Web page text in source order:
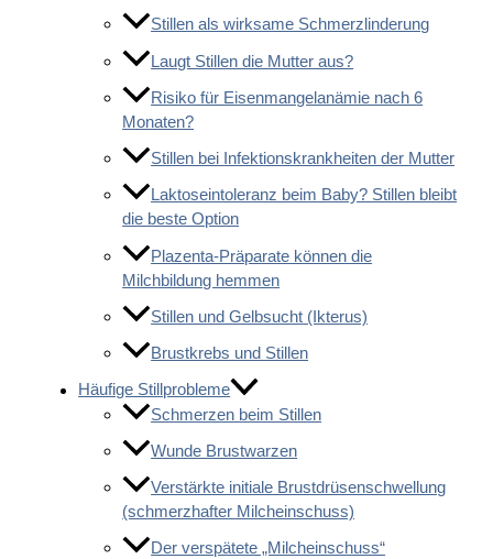
Stillen als wirksame Schmerzlinderung
Laugt Stillen die Mutter aus?
Risiko für Eisenmangelanämie nach 6
Monaten?
Stillen bei Infektionskrankheiten der Mutter
Laktoseintoleranz beim Baby? Stillen bleibt
die beste Option
Plazenta-Präparate können die
Milchbildung hemmen
Stillen und Gelbsucht (Ikterus)
Brustkrebs und Stillen
Häufige Stillprobleme
Schmerzen beim Stillen
Wunde Brustwarzen
Verstärkte initiale Brustdrüsenschwellung
(schmerzhafter Milcheinschuss)
Der verspätete „Milcheinschuss“